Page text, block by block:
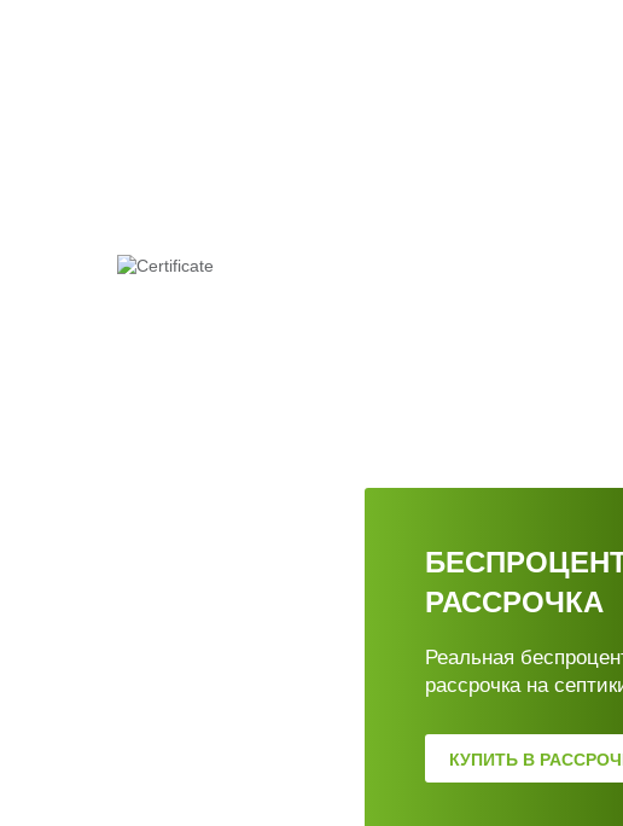
РАССРОЧКА
Реальная
рассрочка на
КУПИТЬ В